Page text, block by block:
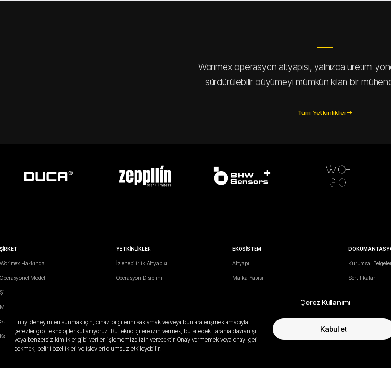
Çerez Kullanımı
En iyi deneyimleri sunmak için, cihaz bilgilerini saklamak ve/veya bunlara erişmek amacıyla
çerezler gibi teknolojiler kullanıyoruz. Bu teknolojilere izin vermek, bu sitedeki tarama davranışı
veya benzersiz kimlikler gibi verileri işlememize izin verecektir. Onay vermemek veya onayı geri
çekmek, belirli özellikleri ve işlevleri olumsuz etkileyebilir.
Kabul et
Worimex operasyon altyapısı, yalnızca üretimi
sürdürülebilir büyümeyi mümkün kılan bir
Tüm Yetkinlikler
ŞİRKET
Worimex Hakkında
Operasyonel Model
Şirket Yolculuğu
Markalar
Sürdürülebilirlik
Kariyer
YETKİNLİKLER
İzlenebilirlik Altyapısı
Operasyon Disiplini
EKOSİSTEM
Altyapı
Marka Yapısı
Satış Ofisleri
Kurumsal Belgeler
Sertifikalar
Kataloglar